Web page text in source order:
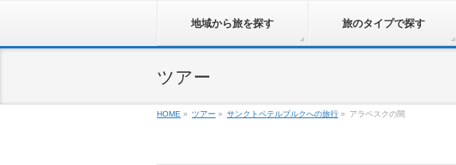
地域から旅を探す 旅のタイプで探す
ツアー
HOME » ツアー » サンクトペテルブルクへの旅行 » アラベスクの間